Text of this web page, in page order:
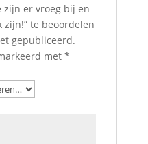
zijn er vroeg bij en
te beoordelen
gepubliceerd.
met *